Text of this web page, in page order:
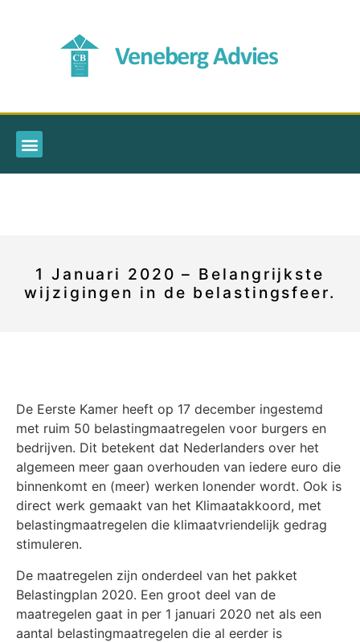
1 Januari 2020 – Belangrijkste
wijzigingen in de belastingsfeer.
De Eerste Kamer heeft op 17 december ingestemd
met ruim 50 belastingmaatregelen voor burgers en
bedrijven. Dit betekent dat Nederlanders over het
algemeen meer gaan overhouden van iedere euro die
binnenkomt en (meer) werken lonender wordt. Ook is
direct werk gemaakt van het Klimaatakkoord, met
belastingmaatregelen die klimaatvriendelijk gedrag
stimuleren.
De maatregelen zijn onderdeel van het pakket
Belastingplan 2020. Een groot deel van de
maatregelen gaat in per 1 januari 2020 net als een
aantal belastingmaatregelen die al eerder is